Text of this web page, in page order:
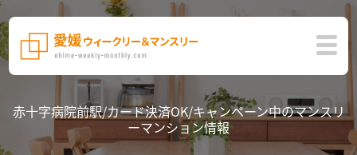
赤十字病院前駅/カード決済OK/キャンペーン中のマンスリ
ーマンション情報